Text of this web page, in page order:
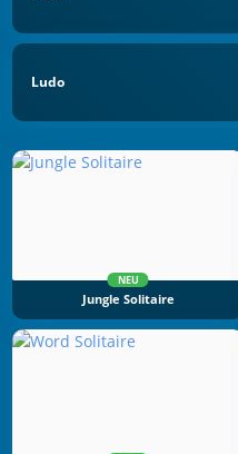
Ludo
NEU
Jungle Solitaire